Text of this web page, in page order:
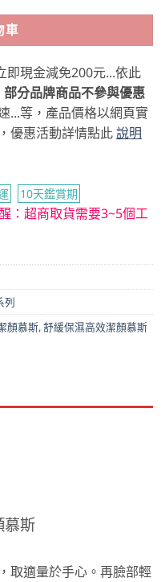
車
即現金減免200元...依此
部分品牌商品不參與優惠
...等，產品價格以網頁實
優惠活動詳情點此說明
10天鑑賞期
：超商取貨需要3~5個工
列
顏慕斯,舒緩保濕高效潔顏慕斯
慕斯
取適量於手心。再臉部輕